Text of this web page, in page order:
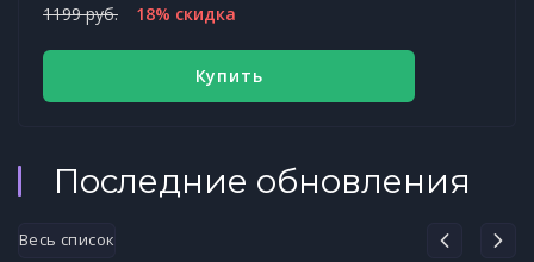
1199 руб. 18% скидка
Купить
Последние обновления
Весь список